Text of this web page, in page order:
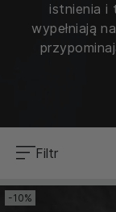
istnienia i
wypełniają
Filtr
-10%